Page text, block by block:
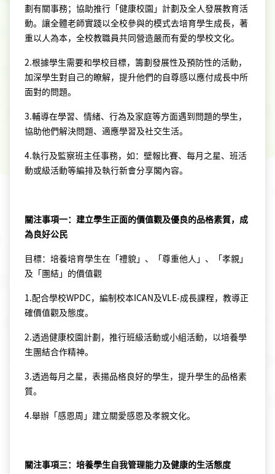
劃有關事務；協助推行「健康校園」計劃及全人發展教育活
動。讓全體老師實踐以全校參與的模式去培育學生成長，著
重以人為本，全校教職員共同營造嚴而有愛的學校文化。
2.根據學生需要和學校目標，籌劃發展性及預防性的活動，
加深學生對自己的瞭解，提升他們的自尊感以應付成長中所
面對的問題。
3.輔導在學習、情緒、行為及家庭等方面遇到問題的學生，
協助他們解決問題、適應學習及社交生活。
4.執行及監察班主任事務，如：壁報比賽、每月之星、班活
動或級活動等編排及執行新會分享閣內容。
關注事項一：建立學生正面的價值觀及優良的品格素質，成
為良好公民
目標：培養培育學生在「禮貌」、「尊重他人」、「孝親」
及「團結」的價值觀
1.配合學校WPDC，編制校本ICAN及VLE-成長課程，教導正
確價值觀及態度。
2.透過健康校園計劃，推行班級活動或小組活動，以培養學
生團結合作精神。
3.透過每月之星，表揚品格良好的學生，提升學生的品格素
質。
4.舉辦「感恩周」建立關愛感恩及孝親文化。
關注事項三：培養學生自我管理能力及健康的生活態度